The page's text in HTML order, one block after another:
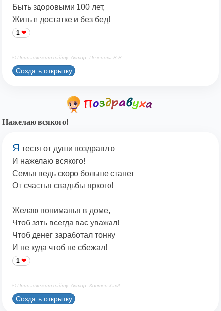
Быть здоровыми 100 лет,
Жить в достатке и без бед!
1
© Принадлежит сайту. Автор: Печенова В.В.
Создать открытку
Нажелаю всякого!
Я тестя от души поздравлю
И нажелаю всякого!
Семья ведь скоро больше станет
От счастья свадьбы яркого!
Желаю пониманья в доме,
Чтоб зять всегда вас уважал!
Чтоб денег заработал тонну
И не куда чтоб не сбежал!
1
© Принадлежит сайту. Автор: Костен КавА
Создать открытку